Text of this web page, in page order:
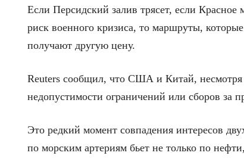
Если Персидский залив трясет, если Красное
риск военного кризиса, то маршруты,
получают другую цену.
Reuters сообщил, что США и Китай, несмотря
недопустимости ограничений или сборов за
Это редкий момент совпадения интересов
по морским артериям бьет не только по